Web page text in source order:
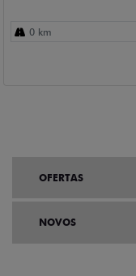
0 km
OFERTAS
NOVOS